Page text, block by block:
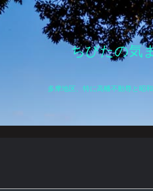
ちびたの気
多摩地区、特に高幡不動尊と昭